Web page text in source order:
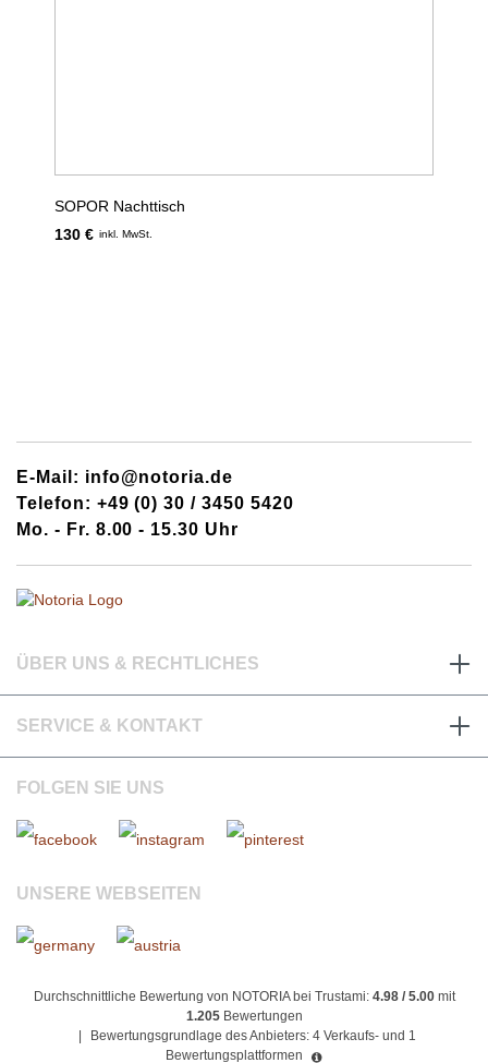
SOPOR Nachttisch
130 € inkl. MwSt.
E-Mail: info@notoria.de
Telefon: +49 (0) 30 / 3450 5420
Mo. - Fr. 8.00 - 15.30 Uhr
ÜBER UNS & RECHTLICHES
SERVICE & KONTAKT
FOLGEN SIE UNS
UNSERE WEBSEITEN
Durchschnittliche Bewertung von NOTORIA bei Trustami: 4.98 / 5.00mit
1.205 Bewertungen
Bewertungsgrundlage des Anbieters: 4 Verkaufs- und 1
Bewertungsplattformen